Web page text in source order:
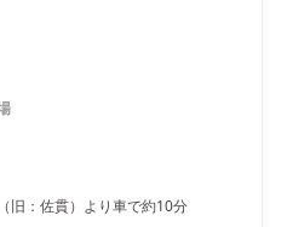
旧：佐貫）より車で約10分